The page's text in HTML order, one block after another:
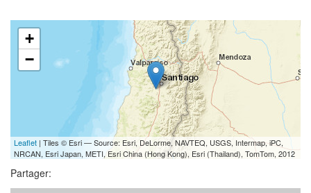
+
−
Leaflet | Tiles © Esri — Source: Esri, DeLorme, NAVTEQ, USGS, Intermap, iPC,
NRCAN, Esri Japan, METI, Esri China (Hong Kong), Esri (Thailand), TomTom, 2012
Partager: